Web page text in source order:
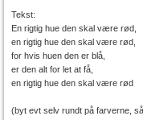
Tekst:
En rigtig hue den skal være rød,
en rigtig hue den skal være rød,
for hvis huen den er blå,
er den alt for let at få,
en rigtig hue den skal være rød
(byt evt selv rundt på farverne,